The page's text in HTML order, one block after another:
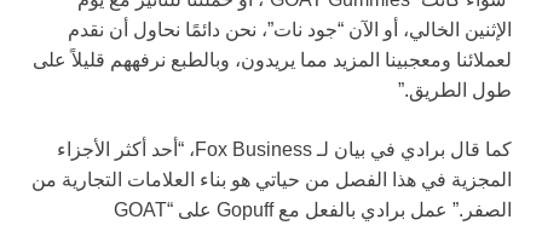
الإثنين الخالي، أو الآن “جود نات”، نحن دائمًا نحاول أن نقدم
لعملائنا ومعجبينا المزيد مما يريدون، وبالطبع نرفههم قليلاً على
طول الطريق.”
كما قال برادي في بيان لـ Fox Business، “أحد أكثر الأجزاء
المجزية في هذا الفصل من حياتي هو بناء العلامات التجارية من
الصفر.” عمل برادي بالفعل مع Gopuff على “GOAT